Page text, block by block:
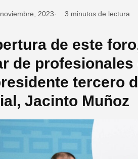
2023 3 minutos de lectura
de este
de
tercero
Jacinto Muñoz